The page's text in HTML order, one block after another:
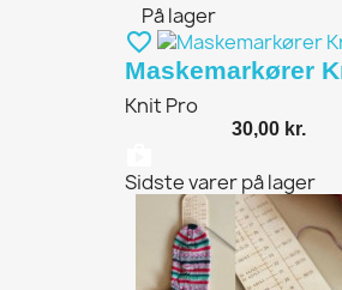
På lager
favorite_border
Maskemarkører
Knit Pro
30,00 kr.
Sidste varer på lager